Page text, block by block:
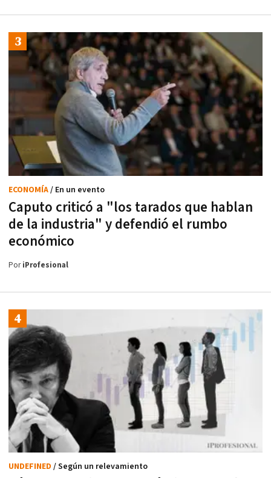
Caputo criticó a "los tarados que hablan
de la industria" y defendió el rumbo
económico
ECONOMÍA/ En un evento
PoriProfesional
UNDEFINED / Según un relevamiento